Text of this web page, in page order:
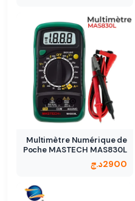
Multimètre Numérique de
Poche MASTECH MAS830L
2900د.ج